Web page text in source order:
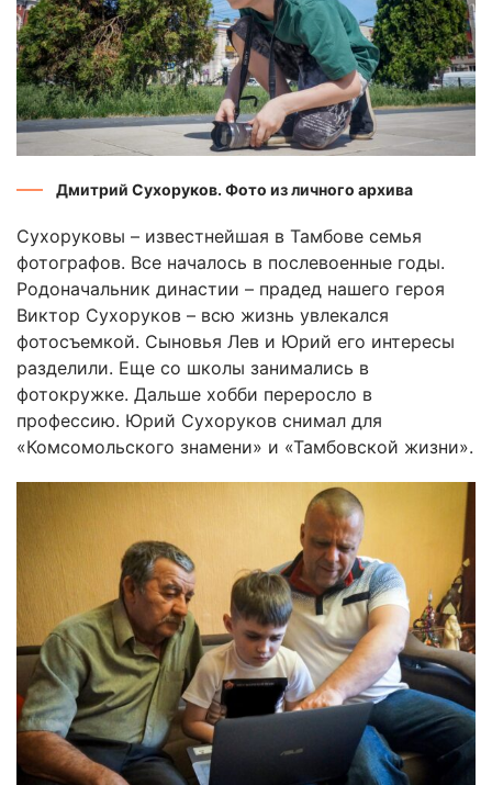
Дмитрий Сухоруков. Фото из личного архива
Сухоруковы – известнейшая в Тамбове семья
фотографов. Все началось в послевоенные годы.
Родоначальник династии – прадед нашего героя
Виктор Сухоруков – всю жизнь увлекался
фотосъемкой. Сыновья Лев и Юрий его интересы
разделили. Еще со школы занимались в
фотокружке. Дальше хобби переросло в
профессию. Юрий Сухоруков снимал для
«Комсомольского знамени» и «Тамбовской жизни».